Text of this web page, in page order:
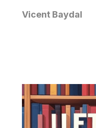
Vicent Baydal